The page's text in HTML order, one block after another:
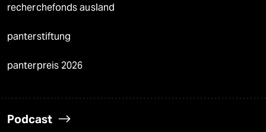
recherchefonds ausland
panterstiftung
panterpreis 2026
Podcast